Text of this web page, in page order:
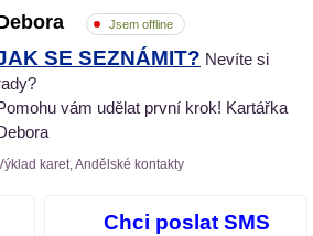
Jsem offline
SE SEZNÁMIT? Nevíte si
vám udělat první krok! Kartářka
karet, Andělské kontakty
Chci poslat SMS